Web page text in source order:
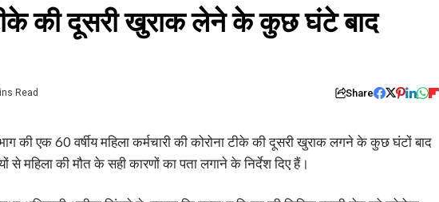
की दूसरी खुराक लेने के कुछ घंटे बाद
Read Share
की एक 60 वर्षीय महिला कर्मचारी की कोरोना टीके की दूसरी खुराक लगने के कुछ घंटों बाद
से महिला की मौत के सही कारणों का पता लगाने के निर्देश दिए हैं।